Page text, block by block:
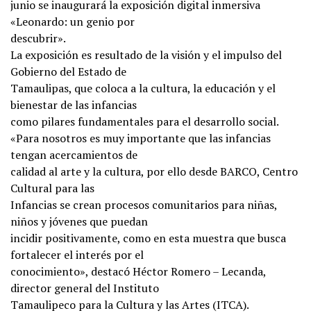
junio se inaugurará la exposición digital inmersiva
«Leonardo: un genio por
descubrir».
La exposición es resultado de la visión y el impulso del
Gobierno del Estado de
Tamaulipas, que coloca a la cultura, la educación y el
bienestar de las infancias
como pilares fundamentales para el desarrollo social.
«Para nosotros es muy importante que las infancias
tengan acercamientos de
calidad al arte y la cultura, por ello desde BARCO, Centro
Cultural para las
Infancias se crean procesos comunitarios para niñas,
niños y jóvenes que puedan
incidir positivamente, como en esta muestra que busca
fortalecer el interés por el
conocimiento», destacó Héctor Romero – Lecanda,
director general del Instituto
Tamaulipeco para la Cultura y las Artes (ITCA).